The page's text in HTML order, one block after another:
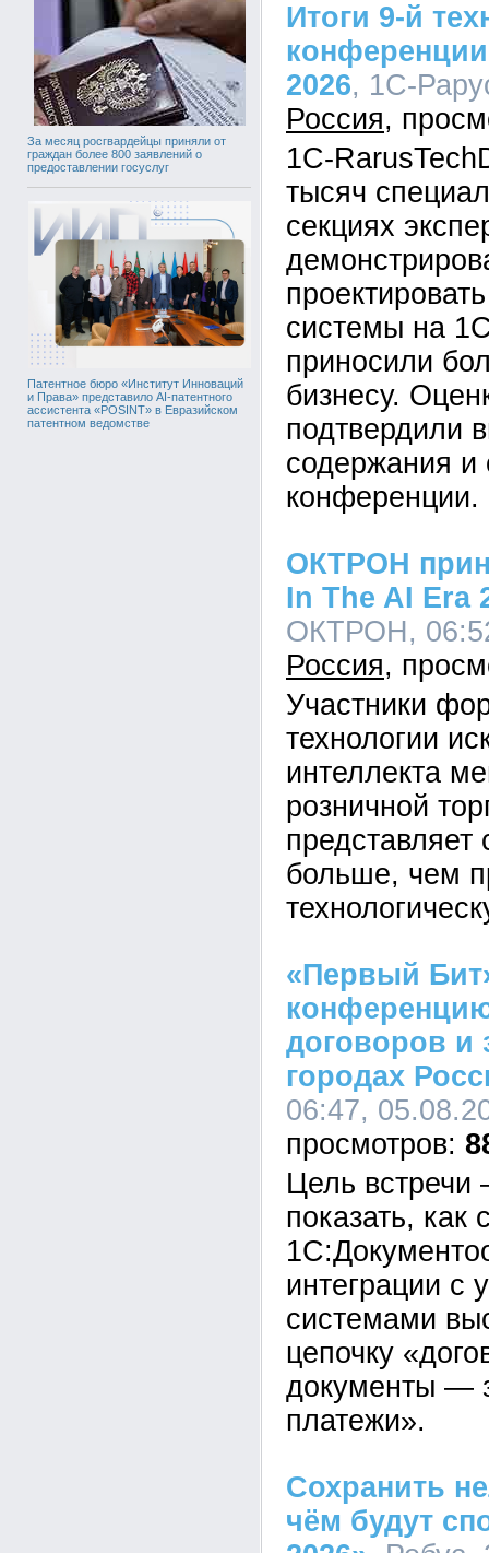
За месяц росгвардейцы приняли от
граждан более 800 заявлений о
предоставлении госуслуг
Патентное бюро «Институт Инноваций
и Права» представило AI-патентного
ассистента «POSINT» в Евразийском
патентном ведомстве
Итоги 9-й
2026, 1С-
Россия
1C-
тысяч
секциях
системы на
приносили
бизнесу.
подтвердили
содержания и
конференции.
ОКТРОН
In The AI Era
ОКТРОН,
Россия
Участники
технологии
интеллекта
розничной
представляет
больше, чем
«Первый
договоров и
городах
06:47,
Цель встречи
показать,
интеграции с
системами
цепочку
документы —
платежи».
Сохранить
чём будут